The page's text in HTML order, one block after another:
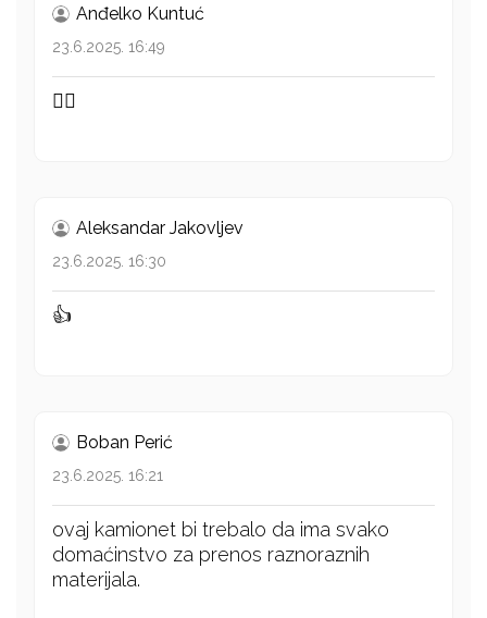
Anđelko Kuntuć
23.6.2025. 16:49
👍🏻
Aleksandar Jakovljev
23.6.2025. 16:30
👍
Boban Perić
23.6.2025. 16:21
ovaj kamionet bi trebalo da ima svako
domaćinstvo za prenos raznoraznih
materijala.